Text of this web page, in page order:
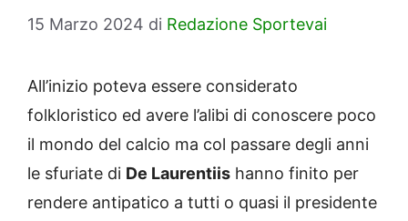
15 Marzo 2024 di Redazione Sportevai
All’inizio poteva essere considerato
folkloristico ed avere l’alibi di conoscere poco
il mondo del calcio ma col passare degli anni
le sfuriate di De Laurentiis hanno finito per
rendere antipatico a tutti o quasi il presidente